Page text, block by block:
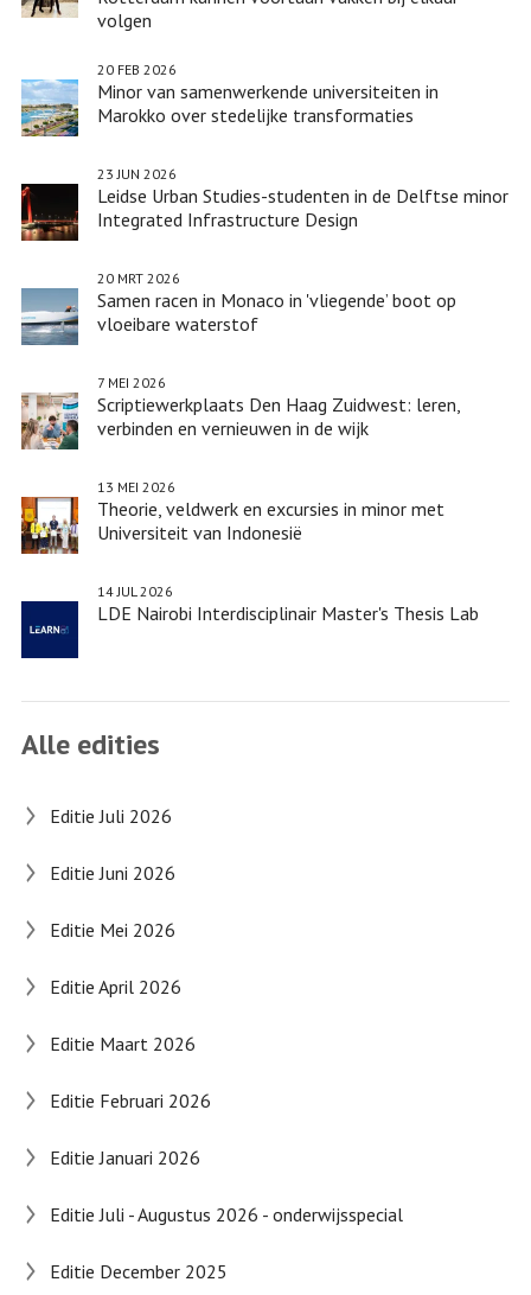
volgen
Minor van samenwerkende universiteiten in
Marokko over stedelijke transformaties
20 FEB 2026
Leidse Urban Studies-studenten in de Delftse minor
Integrated Infrastructure Design
23 JUN 2026
Samen racen in Monaco in 'vliegende’ boot op
vloeibare waterstof
20 MRT 2026
Scriptiewerkplaats Den Haag Zuidwest: leren,
verbinden en vernieuwen in de wijk
7 MEI 2026
Theorie, veldwerk en excursies in minor met
Universiteit van Indonesië
13 MEI 2026
LDE Nairobi Interdisciplinair Master's Thesis Lab
14 JUL 2026
Alle edities
Editie Juli 2026
Editie Juni 2026
Editie Mei 2026
Editie April 2026
Editie Maart 2026
Editie Februari 2026
Editie Januari 2026
Editie Juli - Augustus 2026 - onderwijsspecial
Editie December 2025